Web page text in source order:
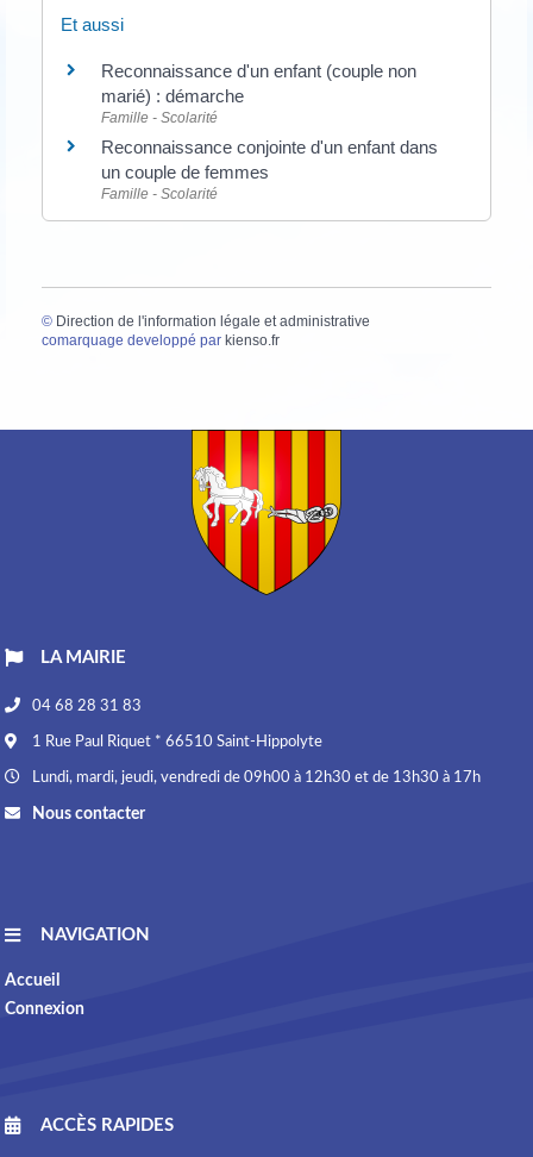
Et aussi
Reconnaissance d'un enfant (couple non
marié) : démarche
Famille - Scolarité
Reconnaissance conjointe d'un enfant dans
un couple de femmes
Famille - Scolarité
© Direction de l'information légale et administrative
comarquage developpé par kienso.fr
LA MAIRIE
04 68 28 31 83
1 Rue Paul Riquet * 66510 Saint-Hippolyte
Lundi, mardi, jeudi, vendredi de 09h00 à 12h30 et de 13h30 à 17h
Nous contacter
NAVIGATION
Accueil
Connexion
ACCÈS RAPIDES